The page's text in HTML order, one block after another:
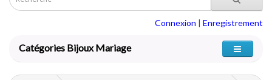
Connexion | Enregistrement
Catégories Bijoux Mariage